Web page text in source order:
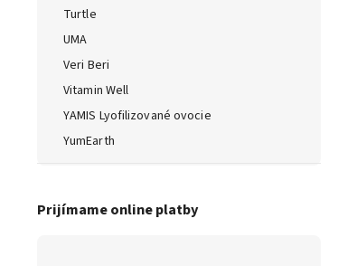
Turtle
UMA
Veri Beri
Vitamin Well
YAMIS Lyofilizované ovocie
YumEarth
Prijímame online platby